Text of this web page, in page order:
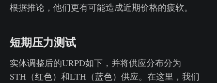
根据推论，他们更有可能造成近期价格的疲软。
短期压力测试
实体调整后的URPD如下，并将供应分布分为
STH（红色）和LTH（蓝色）供应。在这里，我们